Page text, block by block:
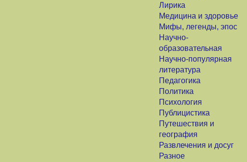
Лирика
Медицина и здоровье
Мифы, легенды, эпос
Научно-
образовательная
Научно-популярная
литература
Педагогика
Политика
Психология
Публицистика
Путешествия и
география
Развлечения и досуг
Разное